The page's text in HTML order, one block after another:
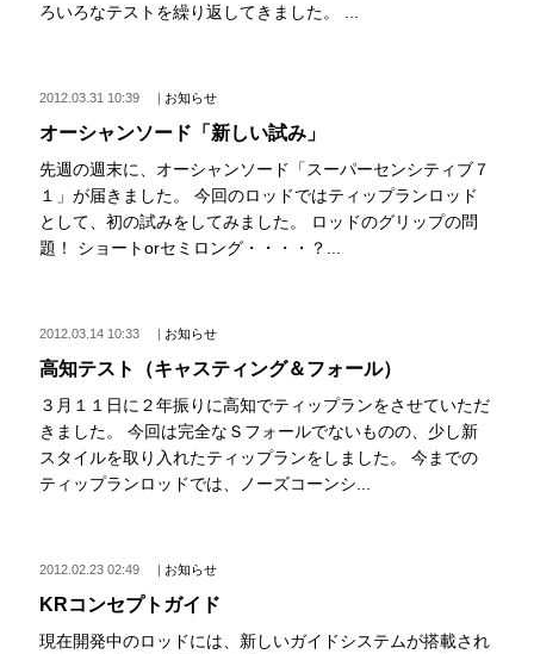
ろいろなテストを繰り返してきました。 ...
2012.03.31 10:39 | お知らせ
オーシャンソード「新しい試み」
先週の週末に、オーシャンソード「スーパーセンシティブ７
１」が届きました。 今回のロッドではティップランロッド
として、初の試みをしてみました。 ロッドのグリップの問
題！ ショートorセミロング・・・・？...
2012.03.14 10:33 | お知らせ
高知テスト（キャスティング＆フォール）
３月１１日に２年振りに高知でティップランをさせていただ
きました。 今回は完全なＳフォールでないものの、少し新
スタイルを取り入れたティップランをしました。 今までの
ティップランロッドでは、ノーズコーンシ...
2012.02.23 02:49 | お知らせ
KRコンセプトガイド
現在開発中のロッドには、新しいガイドシステムが搭載され